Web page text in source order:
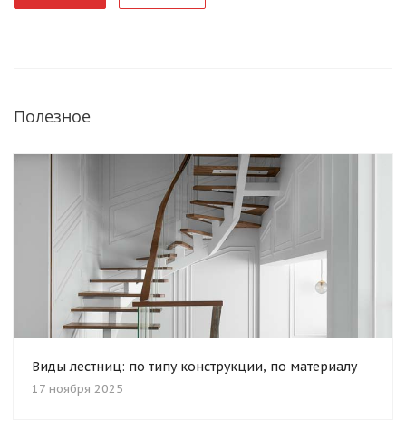
Полезное
Виды лестниц: по типу конструкции, по материалу
17 ноября 2025